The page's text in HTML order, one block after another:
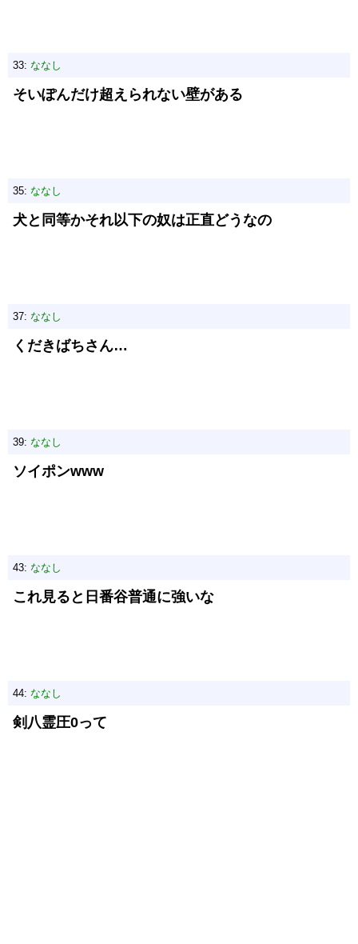
33: ななし
そいぽんだけ超えられない壁がある
35: ななし
犬と同等かそれ以下の奴は正直どうなの
37: ななし
くだきばちさん…
39: ななし
ソイポンwww
43: ななし
これ見ると日番谷普通に強いな
44: ななし
剣八霊圧0って